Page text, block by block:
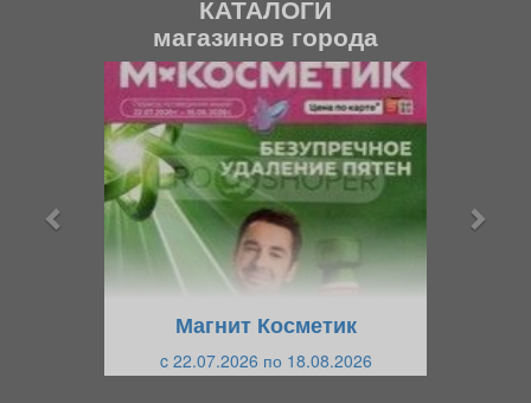
КАТАЛОГИ
магазинов города
Магнит Косметик
c 22.07.2026 по 18.08.2026